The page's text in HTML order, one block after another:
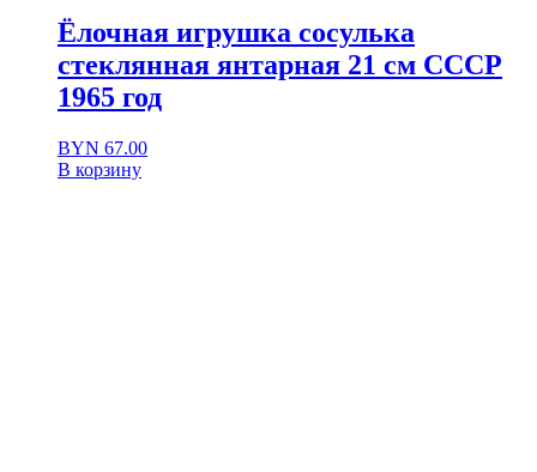
Ёлочная игрушка сосулька
стеклянная янтарная 21 см СССР
1965 год
BYN 67.00
В корзину